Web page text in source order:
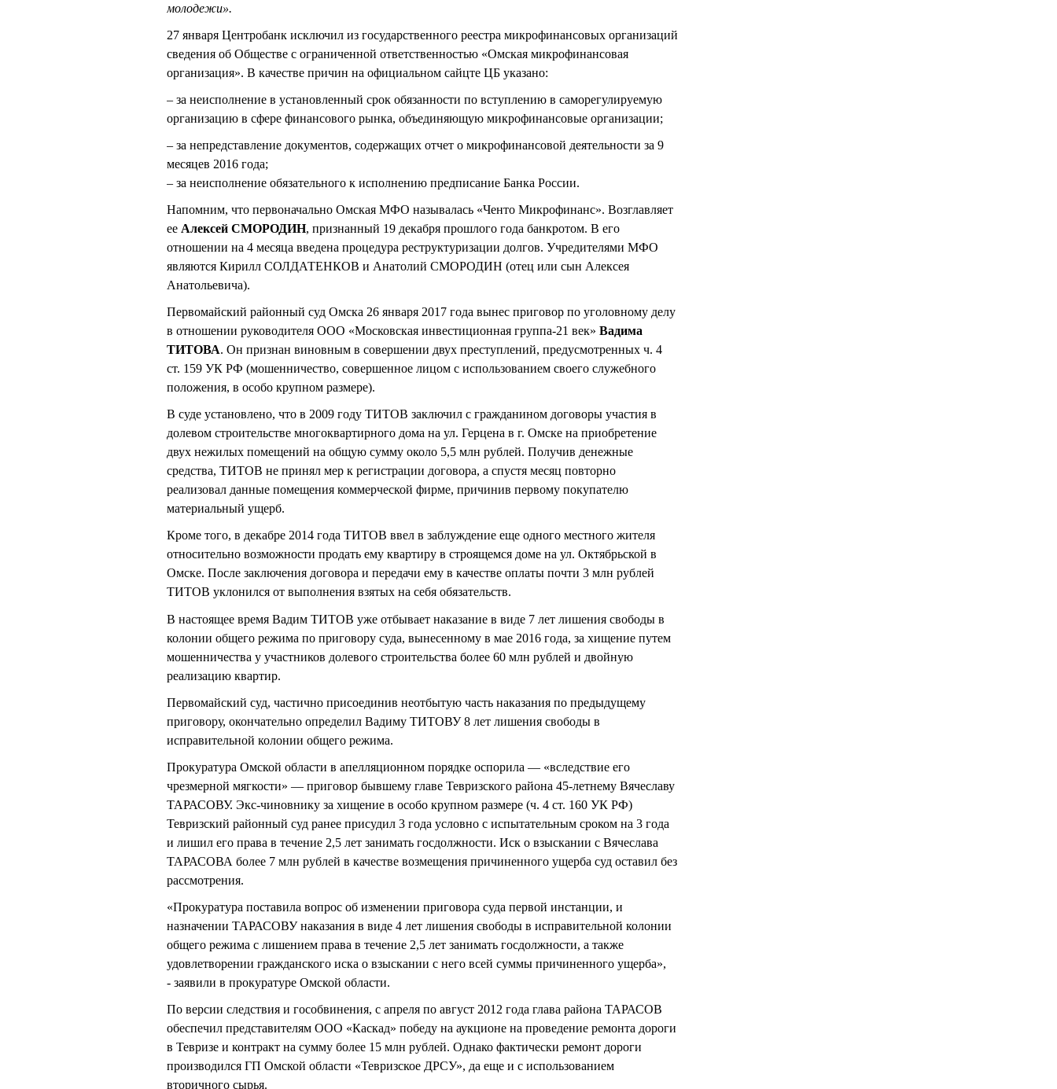
молодежи».
27 января Центробанк исключил из государственного реестра микрофинансовых организаций
сведения об Обществе с ограниченной ответственностью «Омская микрофинансовая
организация». В качестве причин на официальном сайцте ЦБ указано:
– за неисполнение в установленный срок обязанности по вступлению в саморегулируемую
организацию в сфере финансового рынка, объединяющую микрофинансовые организации;
– за непредставление документов, содержащих отчет о микрофинансовой деятельности за 9
месяцев 2016 года;
– за неисполнение обязательного к исполнению предписание Банка России.
Напомним, что первоначально Омская МФО называлась «Ченто Микрофинанс». Возглавляет
ее Алексей СМОРОДИН, признанный 19 декабря прошлого года банкротом. В его
отношении на 4 месяца введена процедура реструктуризации долгов. Учредителями МФО
являются Кирилл СОЛДАТЕНКОВ и Анатолий СМОРОДИН (отец или сын Алексея
Анатольевича).
Первомайский районный суд Омска 26 января 2017 года вынес приговор по уголовному делу
в отношении руководителя ООО «Московская инвестиционная группа-21 век» Вадима
ТИТОВА. Он признан виновным в совершении двух преступлений, предусмотренных ч. 4
ст. 159 УК РФ (мошенничество, совершенное лицом с использованием своего служебного
положения, в особо крупном размере).
В суде установлено, что в 2009 году ТИТОВ заключил с гражданином договоры участия в
долевом строительстве многоквартирного дома на ул. Герцена в г. Омске на приобретение
двух нежилых помещений на общую сумму около 5,5 млн рублей. Получив денежные
средства, ТИТОВ не принял мер к регистрации договора, а спустя месяц повторно
реализовал данные помещения коммерческой фирме, причинив первому покупателю
материальный ущерб.
Кроме того, в декабре 2014 года ТИТОВ ввел в заблуждение еще одного местного жителя
относительно возможности продать ему квартиру в строящемся доме на ул. Октябрьской в
Омске. После заключения договора и передачи ему в качестве оплаты почти 3 млн рублей
ТИТОВ уклонился от выполнения взятых на себя обязательств.
В настоящее время Вадим ТИТОВ уже отбывает наказание в виде 7 лет лишения свободы в
колонии общего режима по приговору суда, вынесенному в мае 2016 года, за хищение путем
мошенничества у участников долевого строительства более 60 млн рублей и двойную
реализацию квартир.
Первомайский суд, частично присоединив неотбытую часть наказания по предыдущему
приговору, окончательно определил Вадиму ТИТОВУ 8 лет лишения свободы в
исправительной колонии общего режима.
Прокуратура Омской области в апелляционном порядке оспорила — «вследствие его
чрезмерной мягкости» — приговор бывшему главе Тевризского района 45-летнему Вячеславу
ТАРАСОВУ. Экс-чиновнику за хищение в особо крупном размере (ч. 4 ст. 160 УК РФ)
Тевризский районный суд ранее присудил 3 года условно с испытательным сроком на 3 года
и лишил его права в течение 2,5 лет занимать госдолжности. Иск о взыскании с Вячеслава
ТАРАСОВА более 7 млн рублей в качестве возмещения причиненного ущерба суд оставил без
рассмотрения.
«Прокуратура поставила вопрос об изменении приговора суда первой инстанции, и
назначении ТАРАСОВУ наказания в виде 4 лет лишения свободы в исправительной колонии
общего режима с лишением права в течение 2,5 лет занимать госдолжности, а также
удовлетворении гражданского иска о взыскании с него всей суммы причиненного ущерба»,
- заявили в прокуратуре Омской области.
По версии следствия и гособвинения, с апреля по август 2012 года глава района ТАРАСОВ
обеспечил представителям ООО «Каскад» победу на аукционе на проведение ремонта дороги
в Тевризе и контракт на сумму более 15 млн рублей. Однако фактически ремонт дороги
производился ГП Омской области «Тевризское ДРСУ», да еще и с использованием
вторичного сырья.